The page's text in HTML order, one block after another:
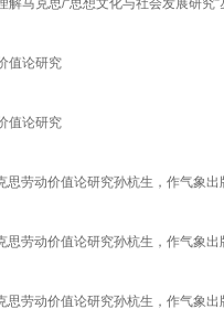
解马克思/“思想文化与社会发展研究”
值论研究
值论研究
思劳动价值论研究孙杭生，作气象出
思劳动价值论研究孙杭生，作气象出
思劳动价值论研究孙杭生，作气象出